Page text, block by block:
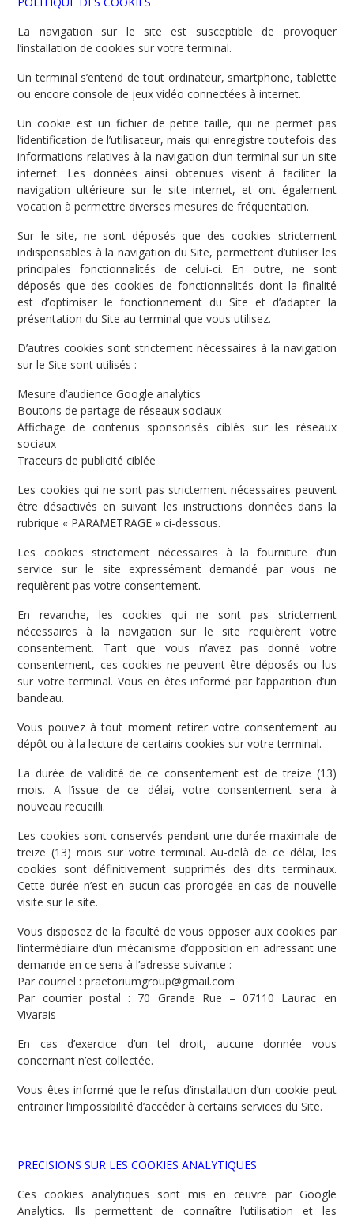
La navigation sur le site est susceptible de provoquer
l’installation de cookies sur votre terminal.
Un terminal s’entend de tout ordinateur, smartphone, tablette
ou encore console de jeux vidéo connectées à internet.
Un cookie est un fichier de petite taille, qui ne permet pas
l’identification de l’utilisateur, mais qui enregistre toutefois des
informations relatives à la navigation d’un terminal sur un site
internet. Les données ainsi obtenues visent à faciliter la
navigation ultérieure sur le site internet, et ont également
vocation à permettre diverses mesures de fréquentation.
Sur le site, ne sont déposés que des cookies strictement
indispensables à la navigation du Site, permettent d’utiliser les
principales fonctionnalités de celui-ci. En outre, ne sont
déposés que des cookies de fonctionnalités dont la finalité
est d’optimiser le fonctionnement du Site et d’adapter la
présentation du Site au terminal que vous utilisez.
D’autres cookies sont strictement nécessaires à la navigation
sur le Site sont utilisés :
Mesure d’audience Google analytics
Boutons de partage de réseaux sociaux
Affichage de contenus sponsorisés ciblés sur les réseaux
sociaux
Traceurs de publicité ciblée
Les cookies qui ne sont pas strictement nécessaires peuvent
être désactivés en suivant les instructions données dans la
rubrique « PARAMETRAGE » ci-dessous.
Les cookies strictement nécessaires à la fourniture d’un
service sur le site expressément demandé par vous ne
requièrent pas votre consentement.
En revanche, les cookies qui ne sont pas strictement
nécessaires à la navigation sur le site requièrent votre
consentement. Tant que vous n’avez pas donné votre
consentement, ces cookies ne peuvent être déposés ou lus
sur votre terminal. Vous en êtes informé par l’apparition d’un
bandeau.
Vous pouvez à tout moment retirer votre consentement au
dépôt ou à la lecture de certains cookies sur votre terminal.
La durée de validité de ce consentement est de treize (13)
mois. A l’issue de ce délai, votre consentement sera à
nouveau recueilli.
Les cookies sont conservés pendant une durée maximale de
treize (13) mois sur votre terminal. Au-delà de ce délai, les
cookies sont définitivement supprimés des dits terminaux.
Cette durée n’est en aucun cas prorogée en cas de nouvelle
visite sur le site.
Vous disposez de la faculté de vous opposer aux cookies par
l’intermédiaire d’un mécanisme d’opposition en adressant une
demande en ce sens à l’adresse suivante :
Par courriel : praetoriumgroup@gmail.com
Par courrier postal : 70 Grande Rue – 07110 Laurac en
Vivarais
En cas d’exercice d’un tel droit, aucune donnée vous
concernant n’est collectée.
Vous êtes informé que le refus d’installation d’un cookie peut
entrainer l’impossibilité d’accéder à certains services du Site.
PRECISIONS SUR LES COOKIES ANALYTIQUES
Ces cookies analytiques sont mis en œuvre par Google
Analytics. Ils permettent de connaître l’utilisation et les